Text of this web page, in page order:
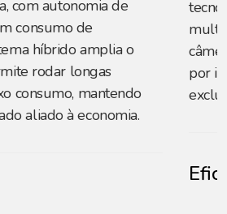
com autonomia de
consumo de
híbrido amplia o
rodar longas
consumo, mantendo
aliado à economia.
por